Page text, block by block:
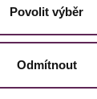
Povolit výběr
Odmítnout